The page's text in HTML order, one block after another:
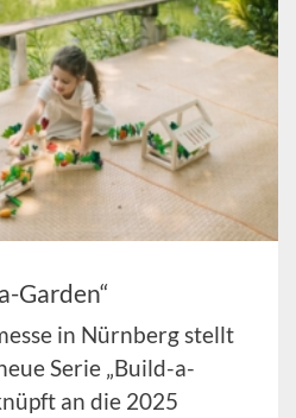
Garden“
in Nürnberg stellt
Serie „Build-a-
an die 2025